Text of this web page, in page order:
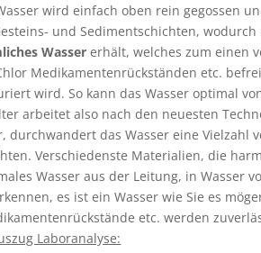
wird einfach oben rein gegossen
und Sedimentschichten,
Wassererhält, welches zum einen
Medikamentenrückständen etc.
wird. So kann das Wasser optimal
arbeitet also nach den neuesten
durchwandert das Wasser eine Vielzahl
Verschiedenste Materialien, die
Wasser aus der Leitung, in Wasser
es ist ein Wasser wie Sie es
etc. werden
Laboranalyse: